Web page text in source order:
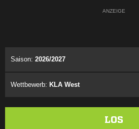
ANZEIGE
Saison: 2026/2027
Wettbewerb: KLA West
LOS